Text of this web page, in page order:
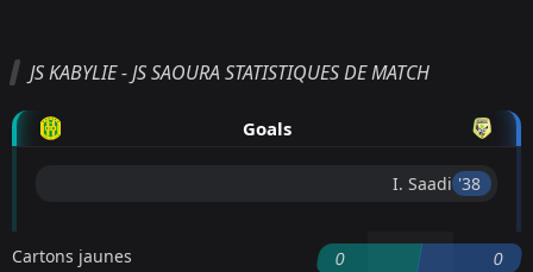
JS KABYLIE - JS SAOURA STATISTIQUES DE MATCH
Goals
I. Saadi '38 ︎
Cartons jaunes 0 0